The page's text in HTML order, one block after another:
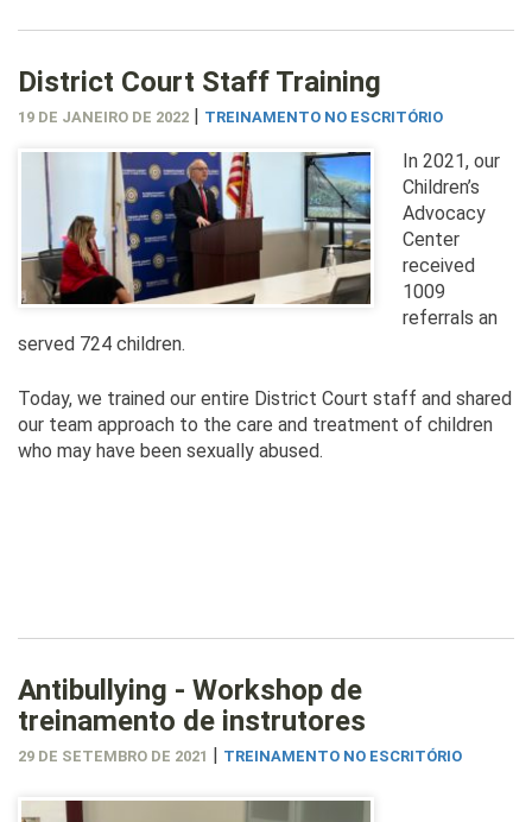
District Court Staff Training
19 DE JANEIRO DE 2022 | TREINAMENTO NO ESCRITÓRIO
In 2021, our
Children’s
Advocacy
Center
received
1009
referrals an
served 724 children.
Today, we trained our entire District Court staff and shared
our team approach to the care and treatment of children
who may have been sexually abused.
Antibullying - Workshop de
treinamento de instrutores
29 DE SETEMBRO DE 2021 | TREINAMENTO NO ESCRITÓRIO